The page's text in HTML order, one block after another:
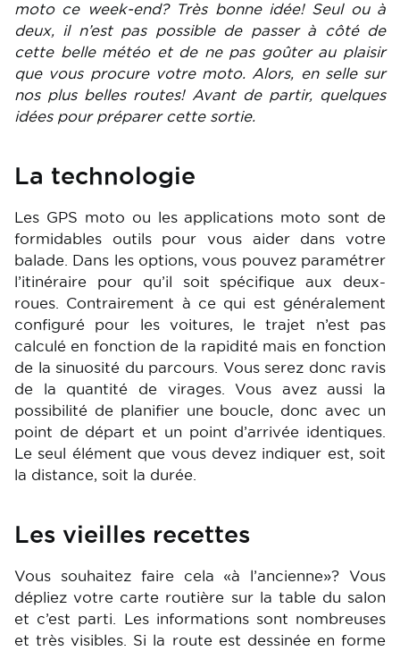
moto ce week-end? Très bonne idée! Seul ou à
deux, il n’est pas possible de passer à côté de
cette belle météo et de ne pas goûter au plaisir
que vous procure votre moto. Alors, en selle sur
nos plus belles routes! Avant de partir, quelques
idées pour préparer cette sortie.
La technologie
Les GPS moto ou les applications moto sont de
formidables outils pour vous aider dans votre
balade. Dans les options, vous pouvez paramétrer
l’itinéraire pour qu’il soit spécifique aux deux-
roues. Contrairement à ce qui est généralement
configuré pour les voitures, le trajet n’est pas
calculé en fonction de la rapidité mais en fonction
de la sinuosité du parcours. Vous serez donc ravis
de la quantité de virages. Vous avez aussi la
possibilité de planifier une boucle, donc avec un
point de départ et un point d’arrivée identiques.
Le seul élément que vous devez indiquer est, soit
la distance, soit la durée.
Les vieilles recettes
Vous souhaitez faire cela «à l’ancienne»? Vous
dépliez votre carte routière sur la table du salon
et c’est parti. Les informations sont nombreuses
et très visibles. Si la route est dessinée en forme